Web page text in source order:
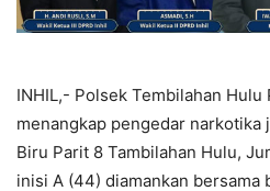
INHIL,- Polsek Tembilahan
menangkap pengedar narkotika
Biru Parit 8 Tambilahan Hulu,
inisi A (44) diamankan bersama